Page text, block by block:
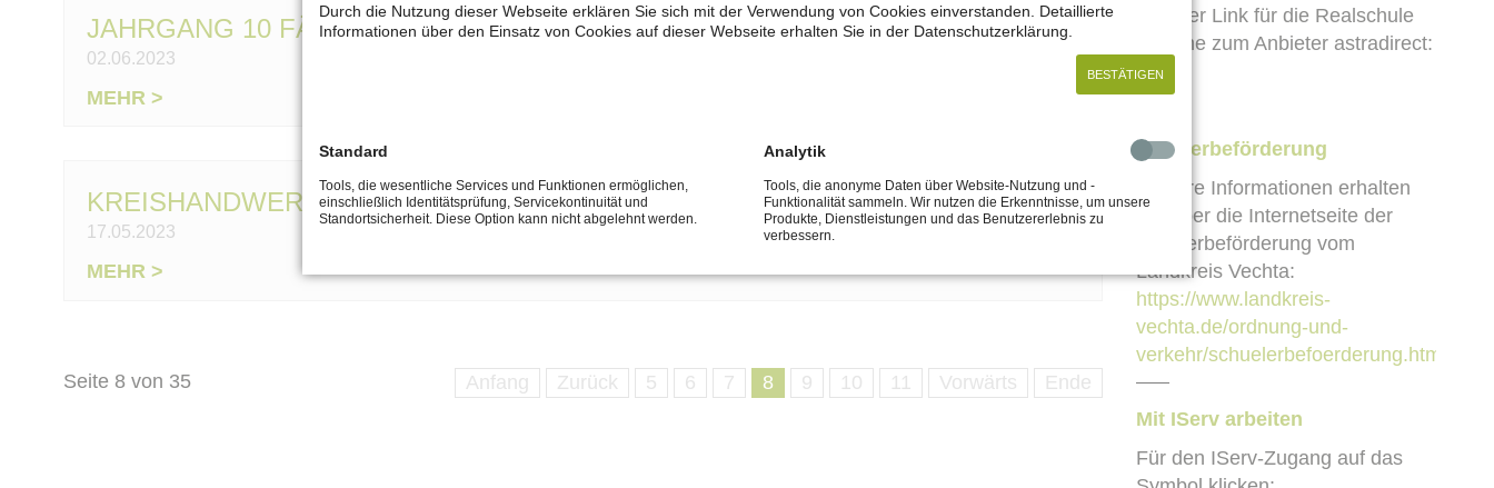
Eltern
Schulanmeldungen
Lernmittelausleihe
Downloads
Vertretungsplan
Eltern
Kontakt
SCHULÜBERGREIFENDEN
BEACHVOLLEYBALL-
JAHRGANG 10 FÄHRT NACH BERLIN
02.06.2023
MEHR >
BERLIN
KREISHANDWERKERSCHAFT IM PROFIL
17.05.2023
MEHR > KREISHANDWERKERSCHAFT
Seite 8 von 35 Anfang Zurück 5 6 7 8 9 10 11 Vorwärts Ende
Direkter Link für die Realschule
Damme zum Anbieter astradirect:
Schülerbeförderung
Weitere Informationen erhalten
Sie über die Internetseite der
Schülerbeförderung vom
Landkreis Vechta:
https://www.landkreis-
vechta.de/ordnung-und-
verkehr/schuelerbefoerderung.html
Mit IServ arbeiten
Für den IServ-Zugang auf das
Durch die Nutzung dieser Webseite erklären Sie sich mit der Verwendung von Cookies einverstanden. Detaillierte
Informationen über den Einsatz von Cookies auf dieser Webseite erhalten Sie in der Datenschutzerklärung.
BESTÄTIGEN
Standard
Tools, die wesentliche Services und Funktionen ermöglichen,
einschließlich Identitätsprüfung, Servicekontinuität und
Standortsicherheit. Diese Option kann nicht abgelehnt werden.
Analytik
Tools, die anonyme Daten über Website-Nutzung und -
Funktionalität sammeln. Wir nutzen die Erkenntnisse, um unsere
Produkte, Dienstleistungen und das Benutzererlebnis zu
verbessern.